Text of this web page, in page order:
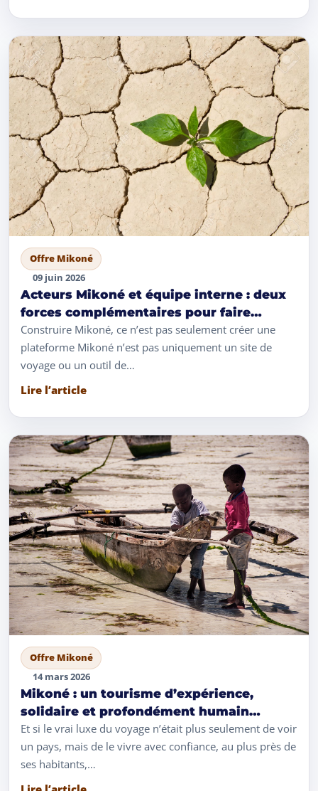
Offre Mikoné
09 juin 2026
Acteurs Mikoné et équipe interne : deux
forces complémentaires pour faire
voyager autrement
Construire Mikoné, ce n’est pas seulement créer une
plateforme Mikoné n’est pas uniquement un site de
voyage ou un outil de…
Lire l’article
Offre Mikoné
14 mars 2026
Mikoné : un tourisme d’expérience,
solidaire et profondément humain
imaginé par les Rakotomalala
Et si le vrai luxe du voyage n’était plus seulement de voir
un pays, mais de le vivre avec confiance, au plus près de
ses habitants,…